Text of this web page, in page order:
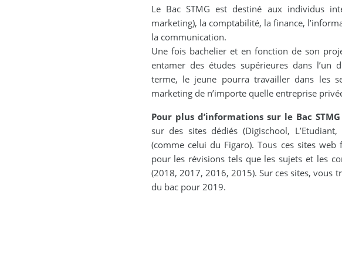
Le Bac STMG est destiné aux individus
marketing), la comptabilité, la finance,
la communication.
Une fois bachelier et en fonction de son
entamer des études supérieures dans l’un
terme, le jeune pourra travailler dans les
marketing de n’importe quelle entreprise
Pour plus d’informations sur le Bac STMG
sur des sites dédiés (Digischool, L’Etudiant,
(comme celui du Figaro). Tous ces sites
pour les révisions tels que les sujets et les
(2018, 2017, 2016, 2015). Sur ces sites, vous
du bac pour 2019.